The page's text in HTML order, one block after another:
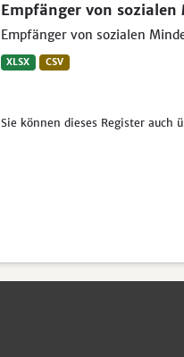
Empfänger von
Empfänger von sozialen
XLSX CSV
Sie können dieses Register auch